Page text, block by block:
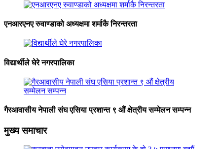
एनआरएनए रुवाण्डाको अध्यक्षमा शर्माकै निरन्तरता
विद्यार्थीले घेरे नगरपालिका
गैरआवासीय नेपाली संघ एसिया प्रशान्त ९ औं क्षेत्रीय सम्मेलन सम्पन्न
मुख्य समाचार